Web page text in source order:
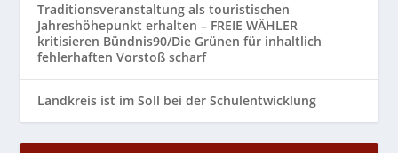
Traditionsveranstaltung als touristischen
Jahreshöhepunkt erhalten – FREIE WÄHLER
kritisieren Bündnis90/Die Grünen für inhaltlich
fehlerhaften Vorstoß scharf
Landkreis ist im Soll bei der Schulentwicklung